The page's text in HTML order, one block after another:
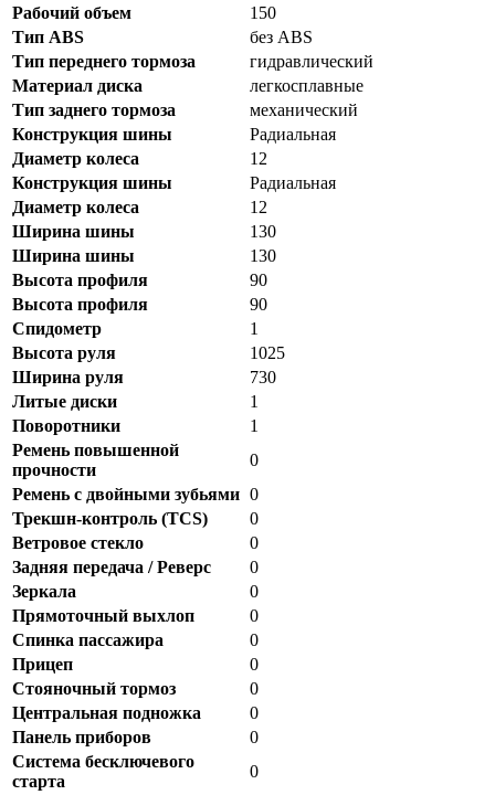
Рабочий объем
150
Тип ABS
без ABS
Тип переднего тормоза
гидравлический
Материал диска
легкосплавные
Тип заднего тормоза
механический
Конструкция шины
Радиальная
Диаметр колеса
12
Конструкция шины
Радиальная
Диаметр колеса
12
Ширина шины
130
Ширина шины
130
Высота профиля
90
Высота профиля
90
Спидометр
1
Высота руля
1025
Ширина руля
730
Литые диски
1
Поворотники
1
Ремень повышенной
прочности
0
Ремень с двойными зубьями 0
Трекшн-контроль (TCS)
0
Ветровое стекло
0
Задняя передача / Реверс
0
Зеркала
0
Прямоточный выхлоп
0
Спинка пассажира
0
Прицеп
0
Стояночный тормоз
0
Центральная подножка
0
Панель приборов
0
Система бесключевого
старта
0